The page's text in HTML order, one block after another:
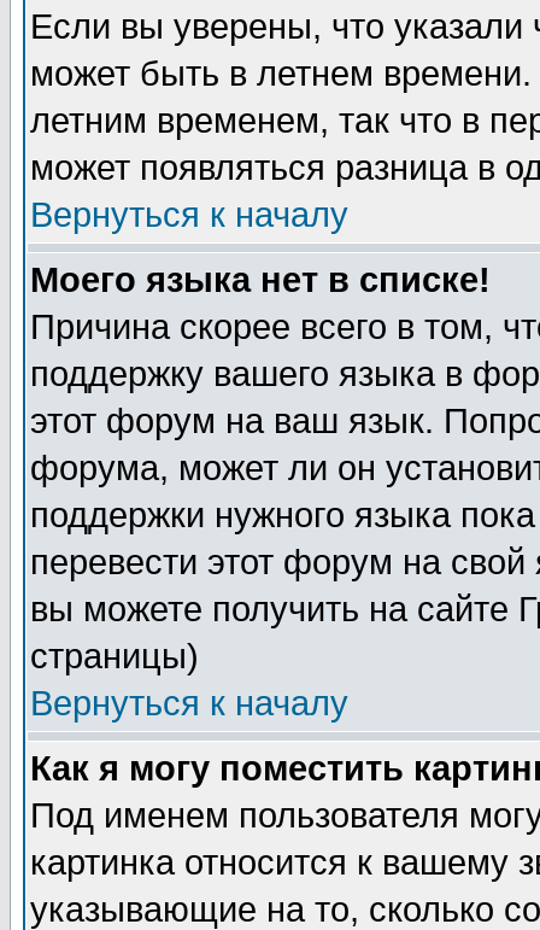
Если вы уверены, что указали
может быть в летнем
летним временем, так что в
может появляться разница в
Вернуться к началу
Моего языка нет в списке!
Причина скорее всего в том,
поддержку вашего языка в
этот форум на ваш язык.
форума, может ли он
поддержки нужного языка
перевести этот форум на
вы можете получить на сайте
страницы)
Вернуться к началу
Как я могу поместить
Под именем пользователя
картинка относится к вашему
указывающие на то, сколько